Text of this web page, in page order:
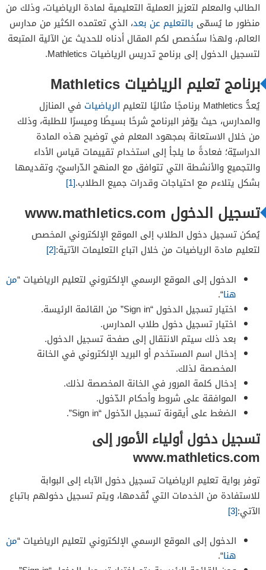
تسجيل دخول أولياء الأمور إلى www.mathletics.com
الطالب والمعلم لتعزيز العملية التعليمية لمادة الرياضيات، وذلك من
منظور ما يُسمّى بالتعليم عن بعد، الذي تعتمده الكثير من مدارس
العالم، ولهذا سنُخصص لكم المقال أدناه للحديث عن الآلية المتبعة
لتسجيل الدخول إلى برنامج تدريس الرياضيات Mathletics.
برنامج تعليم الرياضياتMathletics
يُعدُّ Mathletics برنامجًا مثاليًا لتعليم الرياضيات في المنازل
والمدارس، حيث يوّفر البرنامج شرحًا بسيطًا وميسرًا للطلبة، وذلك
من خلال الاستعانة بمجهود المعلم في توضيح هذه المادة
الدراسيّة؛ فعادةً ما يلجأ إلى استخدام تقييمات قياس الأداء
والتجميع والأنشطة التي تتوافق مع المنهج الدّراسيّ، وتقديمها
بشكل يتلاءم مع احتياجات وقدرات جميع الطلاب.[1]
تسجيل الدخول www.mathletics.com
يُمكن تسجيل دخول الطلاب إلى الموقع الإلكتروني المخصص
لتعليم مادة الرياضيات من خلال اتباع التعليمات الآتية:[2]
الدخول إلى الموقع الرسمي الإلكتروني لتعليم الرياضيات “من
هنا“.
اختيار تسجيل الدخول “Sign in” من القائمة الرئيسة.
اختيار تسجيل دخول طلاب المدارس.
بعد ذلك سيتم الانتقال إلى صفحة تسجيل الدخول.
إدخال اسم المستخدم أو البريد الإلكتروني في الخانة
المخصصة لذلك.
إدخال كلمة المرور في الخانة المخصصة لذلك.
الموافقة على شروط وأحكام الدّخول.
الضغط على أيقونة تسجيل الدّخول “Sign in”.
تسجيل دخول أولياء الأمور إلى
www.mathletics.com
توفر بواية تعليم الرياضيات تسجيل دخول الآباء إلى البوابة
للاستفادة من الخدمات التي تُقدمها، ويتم تسجيل دخولهم باتباع
الآتي:[3]
الدخول إلى الموقع الرسمي الإلكتروني لتعليم الرياضيات “من
هنا“.